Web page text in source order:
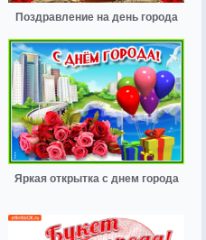
Поздравление на день города
Яркая открытка с днем города